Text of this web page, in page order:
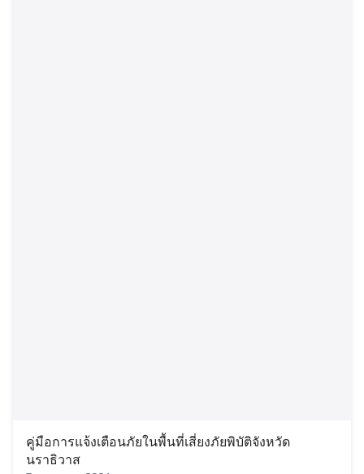
คู่มือการแจ้งเตือนภัยในพื้นที่เสี่ยงภัยพิบัติจังหวัด
นราธิวาส